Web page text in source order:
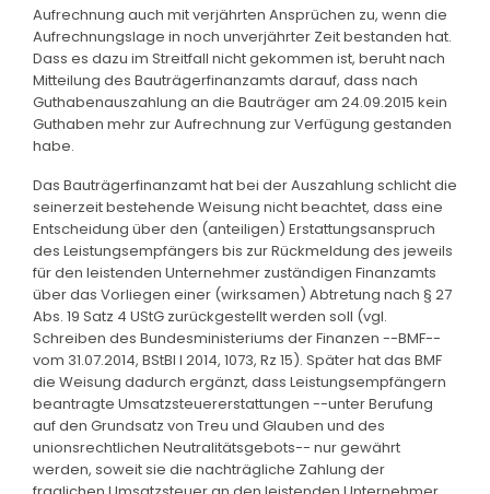
Aufrechnung auch mit verjährten Ansprüchen zu, wenn die
Aufrechnungslage in noch unverjährter Zeit bestanden hat.
Dass es dazu im Streitfall nicht gekommen ist, beruht nach
Mitteilung des Bauträgerfinanzamts darauf, dass nach
Guthabenauszahlung an die Bauträger am 24.09.2015 kein
Guthaben mehr zur Aufrechnung zur Verfügung gestanden
habe.
Das Bauträgerfinanzamt hat bei der Auszahlung schlicht die
seinerzeit bestehende Weisung nicht beachtet, dass eine
Entscheidung über den (anteiligen) Erstattungsanspruch
des Leistungsempfängers bis zur Rückmeldung des jeweils
für den leistenden Unternehmer zuständigen Finanzamts
über das Vorliegen einer (wirksamen) Abtretung nach § 27
Abs. 19 Satz 4 UStG zurückgestellt werden soll (vgl.
Schreiben des Bundesministeriums der Finanzen --BMF--
vom 31.07.2014, BStBl I 2014, 1073, Rz 15). Später hat das BMF
die Weisung dadurch ergänzt, dass Leistungsempfängern
beantragte Umsatzsteuererstattungen --unter Berufung
auf den Grundsatz von Treu und Glauben und des
unionsrechtlichen Neutralitätsgebots-- nur gewährt
werden, soweit sie die nachträgliche Zahlung der